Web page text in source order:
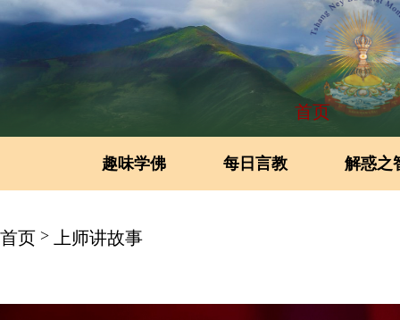
首页
趣味学佛 每日言教 解惑之
首页 > 上师讲故事